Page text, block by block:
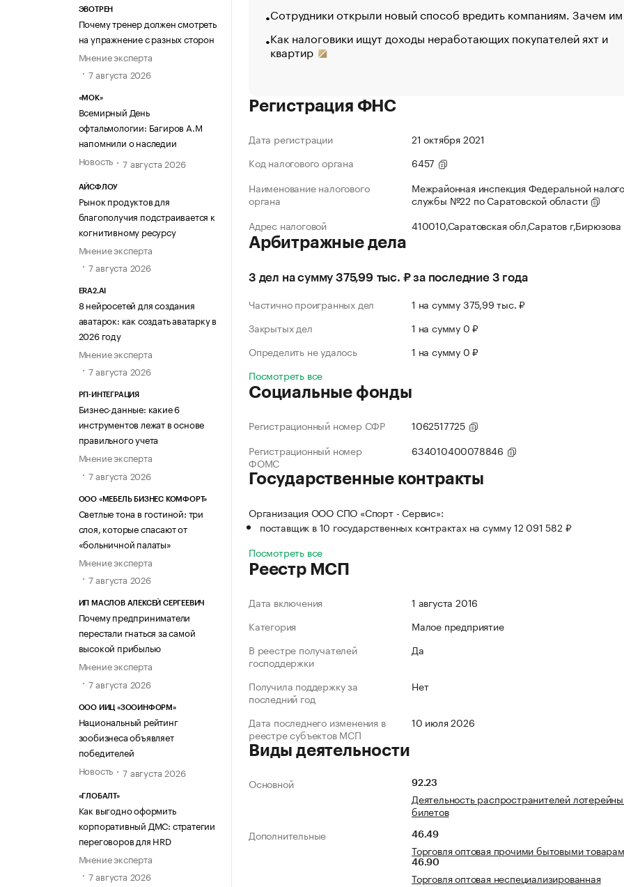
ЭВОТРЕН
Почему тренер должен смотреть
на упражнение с разных сторон
Мнение эксперта
7 августа 2026
«МОК»
Всемирный День
офтальмологии: Багиров А.М
напомнили о наследии
Новость
7 августа 2026
АЙСФЛОУ
Рынок продуктов для
благополучия подстраивается к
когнитивному ресурсу
Мнение эксперта
7 августа 2026
ERA2.AI
8 нейросетей для создания
аватарок: как создать аватарку в
2026 году
Мнение эксперта
7 августа 2026
РП-ИНТЕГРАЦИЯ
Бизнес-данные: какие 6
инструментов лежат в основе
правильного учета
Мнение эксперта
7 августа 2026
ООО «МЕБЕЛЬ БИЗНЕС КОМФОРТ»
Светлые тона в гостиной: три
слоя, которые спасают от
«больничной палаты»
Мнение эксперта
7 августа 2026
ИП МАСЛОВ АЛЕКСЕЙ СЕРГЕЕВИЧ
Почему предприниматели
перестали гнаться за самой
высокой прибылью
Мнение эксперта
7 августа 2026
ООО ИИЦ «ЗООИНФОРМ»
Национальный рейтинг
зообизнеса объявляет
победителей
Новость
7 августа 2026
«ГЛОБАЛТ»
Как выгодно оформить
корпоративный ДМС: стратегии
переговоров для HRD
Мнение эксперта
7 августа 2026
Сотрудники открыли новый способ вредить компаниям. Зачем
Как налоговики ищут доходы неработающих покупателей яхт и
квартир
Регистрация ФНС
Дата регистрации
21 октября 2021
Код налогового органа
6457
Наименование налогового
органа
Межрайонная инспекция Федеральной
службы №22 по Саратовской области
Адрес налоговой
410010,Саратовская обл,Саратов
Арбитражные дела
3 дел на сумму 375,99 тыс. ₽ за последние 3 года
Частично проигранных дел
1 на сумму 375,99 тыс. ₽
Закрытых дел
1 на сумму 0 ₽
Определить не удалось
1 на сумму 0 ₽
Посмотреть все
Социальные фонды
Регистрационный номер СФР
1062517725
Регистрационный номер
ФОМС
634010400078846
Государственные контракты
Организация ООО СПО «Спорт - Сервис»:
поставщик в 10 государственных контрактах на сумму 12 091 582 ₽
Посмотреть все
Реестр МСП
Дата включения
1 августа 2016
Категория
Малое предприятие
В реестре получателей
господдержки
Да
Получила поддержку за
последний год
Нет
Дата последнего изменения в
реестре субъектов МСП
10 июля 2026
Виды деятельности
Основной 92.23
Деятельность распространителей
билетов
Дополнительные
46.49
Торговля оптовая прочими бытовыми
46.90
Торговля оптовая неспециализированная